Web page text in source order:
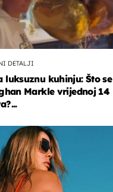
DETALJI
luksuznu kuhinju: Što se
Markle vrijednoj 14